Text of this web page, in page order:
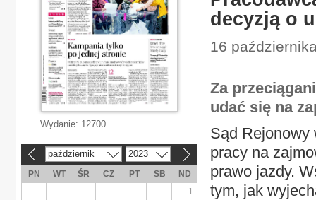
decyzją o
16
Za
udać się na
Sąd Rejonowy
pracy na
prawo jazdy.
tym, jak
Wydanie: 12700
październik 2023
PN WT ŚR CZ PT SB
ND
1